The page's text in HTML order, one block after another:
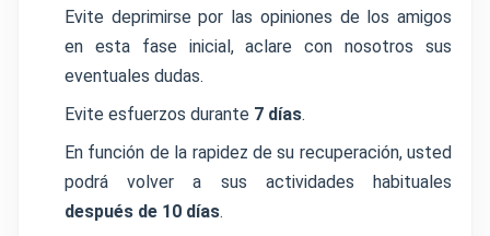
Evite deprimirse por las opiniones de los amigos
en esta fase inicial, aclare con nosotros sus
eventuales dudas.
Evite esfuerzos durante 7 días.
En función de la rapidez de su recuperación, usted
podrá volver a sus actividades habituales
después de 10 días.